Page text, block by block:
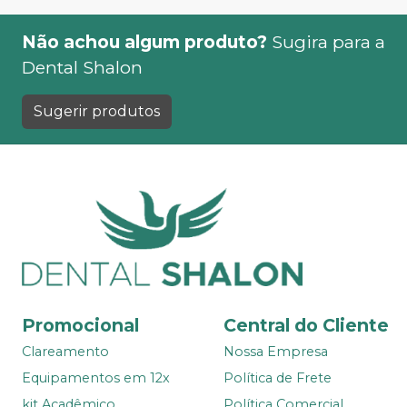
Não achou algum produto? Sugira para a
Dental Shalon
Sugerir produtos
Promocional
Clareamento
Equipamentos em 12x
Central do Cliente
Nossa Empresa
Política de Frete